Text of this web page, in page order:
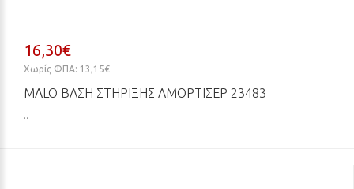
16,30€
Χωρίς ΦΠΑ: 13,15€
MALO ΒΆΣΗ ΣΤΉΡΙΞΗΣ ΑΜΟΡΤΙΣΈΡ 23483
..